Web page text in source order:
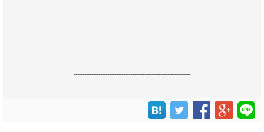
------------------------------------------------------------------